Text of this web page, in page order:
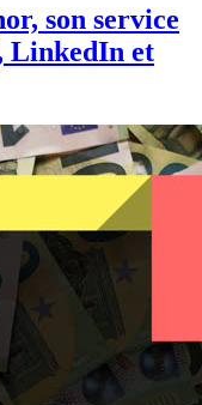
son service
LinkedIn et